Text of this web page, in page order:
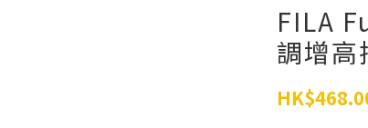
FILA
調增高